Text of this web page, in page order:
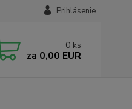
Prihlásenie
0 ks
za 0,00 EUR